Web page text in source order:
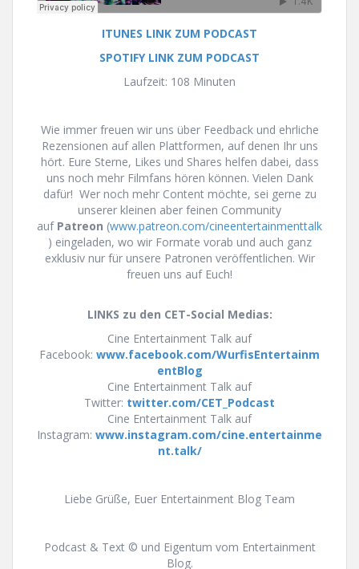
ITUNES LINK ZUM PODCAST
SPOTIFY LINK ZUM PODCAST
Laufzeit: 108 Minuten
Wie immer freuen wir uns über Feedback und ehrliche
Rezensionen auf allen Plattformen, auf denen Ihr uns
hört. Eure Sterne, Likes und Shares helfen dabei, dass
uns noch mehr Filmfans hören können. Vielen Dank
dafür! Wer noch mehr Content möchte, sei gerne zu
unserer kleinen aber feinen Community
auf Patreon (www.patreon.com/cineentertainmenttalk
) eingeladen, wo wir Formate vorab und auch ganz
exklusiv nur für unsere Patronen veröffentlichen. Wir
freuen uns auf Euch!
LINKS zu den CET-Social Medias:
Cine Entertainment Talk auf
Facebook: www.facebook.com/WurfisEntertainm
entBlog
Cine Entertainment Talk auf
Twitter: twitter.com/CET_Podcast
Cine Entertainment Talk auf
Instagram: www.instagram.com/cine.entertainme
nt.talk/
Liebe Grüße, Euer Entertainment Blog Team
Podcast & Text © und Eigentum vom Entertainment
Blog.